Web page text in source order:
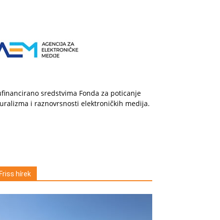
sredstvima Fonda za poticanje
i raznovrsnosti elektroničkih medija.
Friss hírek